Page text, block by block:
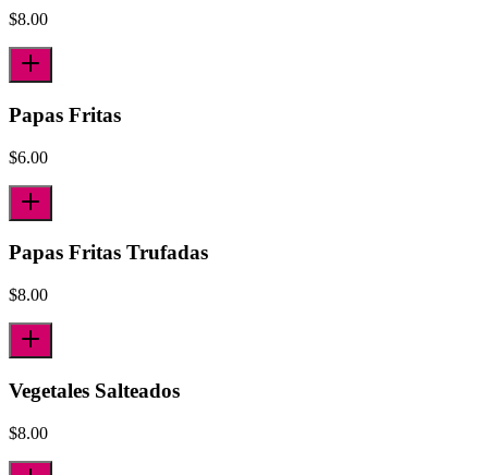
$8.00
Papas Fritas
$6.00
Papas Fritas Trufadas
$8.00
Vegetales Salteados
$8.00